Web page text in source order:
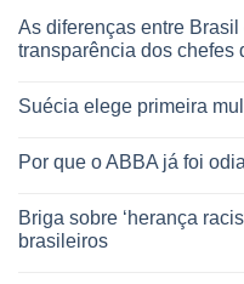
As diferenças entre
transparência dos chefes
Suécia elege primeira
Por que o ABBA já foi
Briga sobre ‘herança
brasileiros